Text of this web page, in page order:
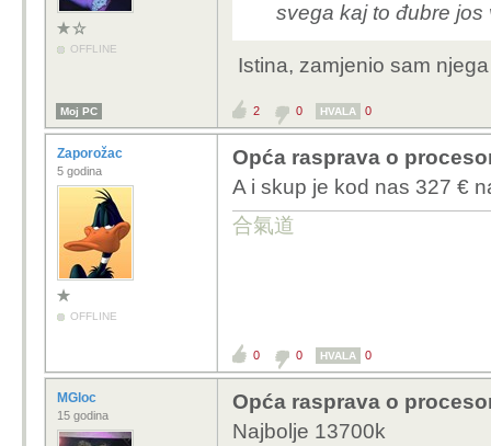
OFFLINE
svega kaj to đubre
Istina, zamjenio sam
Moj PC 2 0 HVALA 0
Zaporožac
5 godina
OFFLINE
Opća rasprava o
A i skup je kod nas 327 €
合氣道
0 0 HVALA 0
MGloc
15 godina
Opća rasprava o
Najbolje 13700k